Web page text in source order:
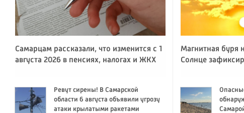
Самарцам рассказали, что изменится с 1
августа 2026 в пенсиях, налогах и ЖКХ
Ревут сирены! В Самарской
области 6 августа объявили угрозу
атаки крылатыми ракетами
Магнитная буря
Солнце